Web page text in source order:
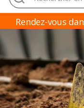
Rendez-vous